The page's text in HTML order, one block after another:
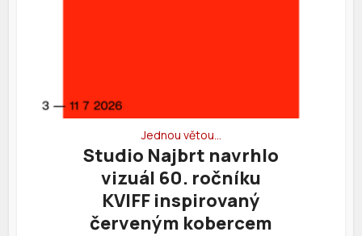
Jednou větou…
Studio Najbrt navrhlo
vizuál 60. ročníku
KVIFF inspirovaný
červeným kobercem